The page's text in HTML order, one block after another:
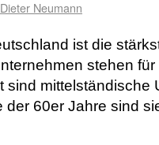
Dieter Neumann
ist die
stehen
sind mittelständische
der 60er Jahre sind